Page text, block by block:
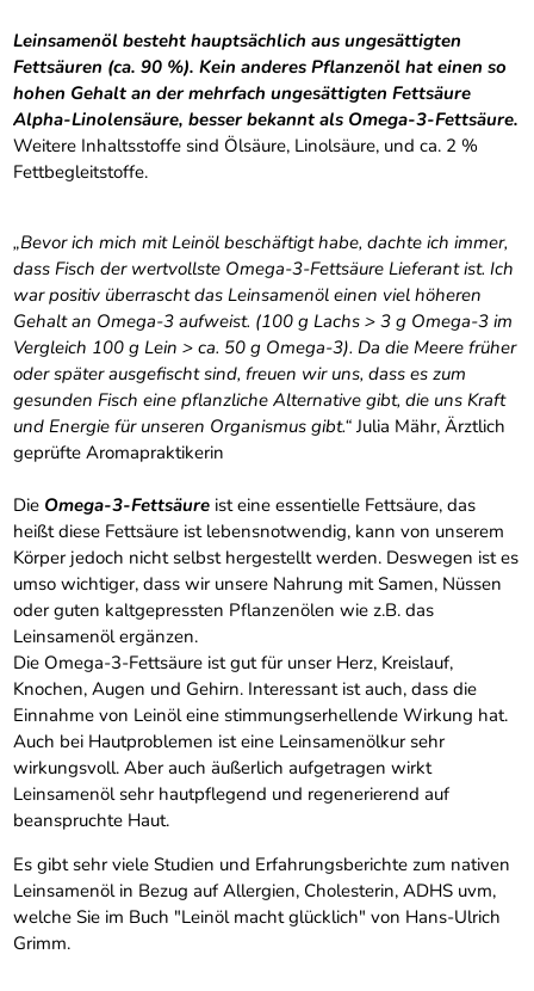
Leinsamenöl besteht hauptsächlich aus ungesättigten
Fettsäuren (ca. 90 %). Kein anderes Pflanzenöl hat einen so
hohen Gehalt an der mehrfach ungesättigten Fettsäure
Alpha-Linolensäure, besser bekannt als Omega-3-Fettsäure.
Weitere Inhaltsstoffe sind Ölsäure, Linolsäure, und ca. 2 %
Fettbegleitstoffe.
„Bevor ich mich mit Leinöl beschäftigt habe, dachte ich immer,
dass Fisch der wertvollste Omega-3-Fettsäure Lieferant ist. Ich
war positiv überrascht das Leinsamenöl einen viel höheren
Gehalt an Omega-3 aufweist. (100 g Lachs > 3 g Omega-3 im
Vergleich 100 g Lein > ca. 50 g Omega-3). Da die Meere früher
oder später ausgefischt sind, freuen wir uns, dass es zum
gesunden Fisch eine pflanzliche Alternative gibt, die uns Kraft
und Energie für unseren Organismus gibt.“ Julia Mähr, Ärztlich
geprüfte Aromapraktikerin
Die Omega-3-Fettsäure ist eine essentielle Fettsäure, das
heißt diese Fettsäure ist lebensnotwendig, kann von unserem
Körper jedoch nicht selbst hergestellt werden. Deswegen ist es
umso wichtiger, dass wir unsere Nahrung mit Samen, Nüssen
oder guten kaltgepressten Pflanzenölen wie z.B. das
Leinsamenöl ergänzen.
Die Omega-3-Fettsäure ist gut für unser Herz, Kreislauf,
Knochen, Augen und Gehirn. Interessant ist auch, dass die
Einnahme von Leinöl eine stimmungserhellende Wirkung hat.
Auch bei Hautproblemen ist eine Leinsamenölkur sehr
wirkungsvoll. Aber auch äußerlich aufgetragen wirkt
Leinsamenöl sehr hautpflegend und regenerierend auf
beanspruchte Haut.
Es gibt sehr viele Studien und Erfahrungsberichte zum nativen
Leinsamenöl in Bezug auf Allergien, Cholesterin, ADHS uvm,
welche Sie im Buch "Leinöl macht glücklich" von Hans-Ulrich
Grimm.